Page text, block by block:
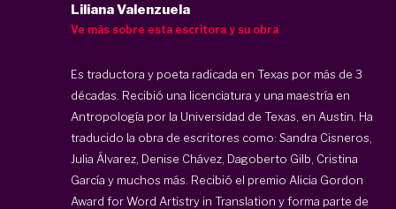
Liliana Valenzuela
Ve más sobre esta escritora y su obra
Es traductora y poeta radicada en Texas por más de 3
décadas. Recibió una licenciatura y una maestría en
Antropología por la Universidad de Texas, en Austin. Ha
traducido la obra de escritores como: Sandra Cisneros,
Julia Álvarez, Denise Chávez, Dagoberto Gilb, Cristina
García y muchos más. Recibió el premio Alicia Gordon
Award for Word Artistry in Translation y forma parte de